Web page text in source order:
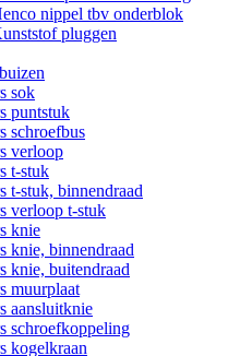
nippel tbv onderblok
pluggen
sok
puntstuk
schroefbus
verloop
t-stuk
t-stuk, binnendraad
verloop t-stuk
knie
knie, binnendraad
knie, buitendraad
muurplaat
aansluitknie
schroefkoppeling
kogelkraan